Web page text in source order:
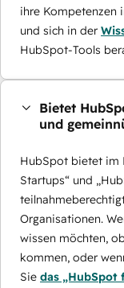
ihre Kompetenzen
und sich in der
HubSpot-Tools
Bietet
und
HubSpot bietet im
Startups“ und
Organisationen.
wissen möchten,
kommen, oder
Sie das „HubSpot